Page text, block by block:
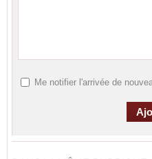
Me notifier l'arrivée de